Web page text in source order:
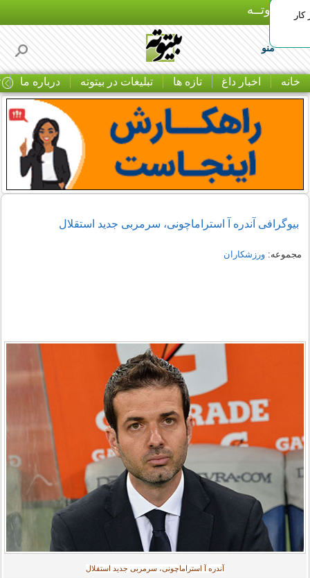
بـیتوتــه
منو
خانه اخبار داغ تازه ها تبلیغات در بیتوته درباره ما
بیوگرافی آندره آ استراماچونی، سرمربی جدید استقلال
مجموعه:ورزشکاران
آندره آ استراماچونی، سرمربی جدید استقلال